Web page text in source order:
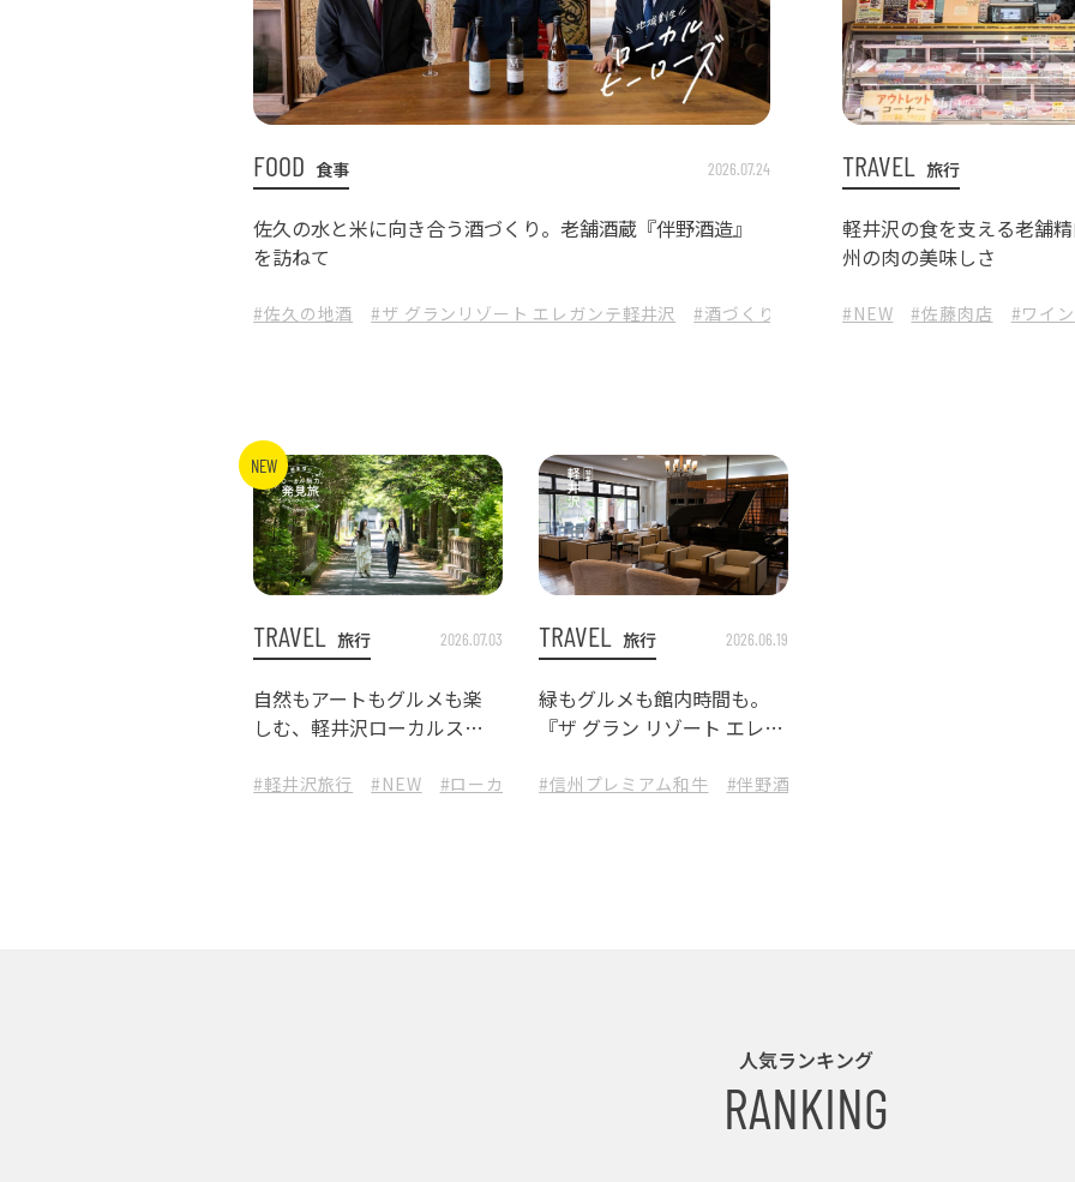
FOOD 食事 2026.07.24
佐久の水と米に向き合う酒づくり。老舗酒蔵『伴野酒造』
を訪ねて
#佐久の地酒 #ザ グランリゾート エレガンテ軽井沢 #酒づくり #蔵元杜氏 #Beau Michelle #
TRAVEL 旅行
軽井沢の食を支える老舗
州の肉の美味しさ
#NEW #佐藤肉店 #ワイン
NEW
TRAVEL 旅行 2026.07.03
自然もアートもグルメも楽
しむ、軽井沢ローカルスポ
#軽井沢旅行 #NEW #ローカル魅力発見旅 #軽井沢 #長野県
TRAVEL 旅行 2026.06.19
緑もグルメも館内時間も。
『ザ グラン リゾート エレガ
レストリゾートステイ
#信州プレミアム和牛 #伴野酒造
人気ランキング
RANKING